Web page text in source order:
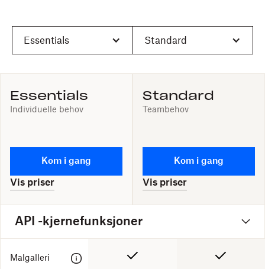
Essentials Standard
Essentials
Individuelle behov
Kom i gang
Vis priser
Standard
Teambehov
Kom i gang
Vis priser
API -kjernefunksjoner
Malgalleri